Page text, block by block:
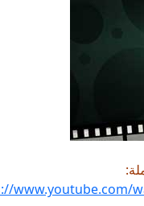
www.youtube.com/